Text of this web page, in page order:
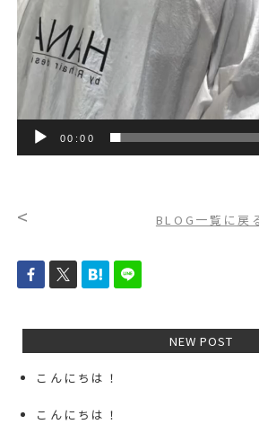
00:00
< BLOG一覧に戻
NEW POST
こんにちは！
こんにちは！